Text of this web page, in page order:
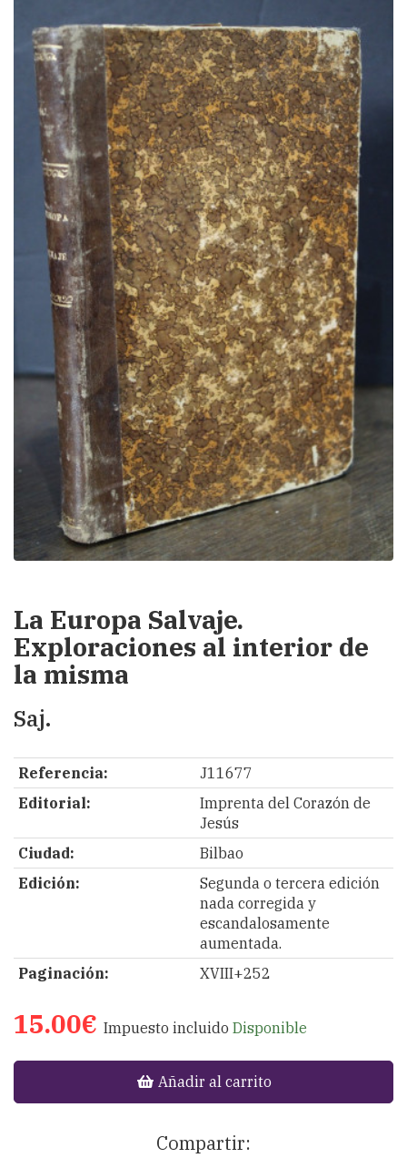
La Europa Salvaje.
Exploraciones al interior de
la misma
Saj.
Referencia:
J11677
Editorial:
Imprenta del Corazón de
Jesús
Ciudad:
Bilbao
Edición:
Segunda o tercera edición
nada corregida y
escandalosamente
aumentada.
Paginación:
XVIII+252
15.00€ Impuesto incluido Disponible
Añadir al carrito
Compartir: